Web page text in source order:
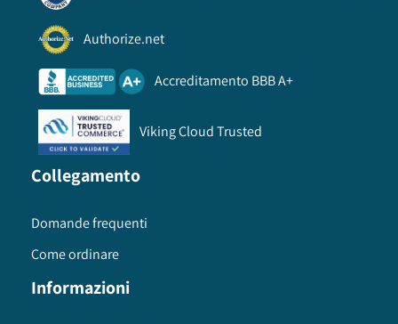
Authorize.net
Accreditamento BBB A+
Viking Cloud Trusted
Collegamento
Domande frequenti
Come ordinare
Informazioni